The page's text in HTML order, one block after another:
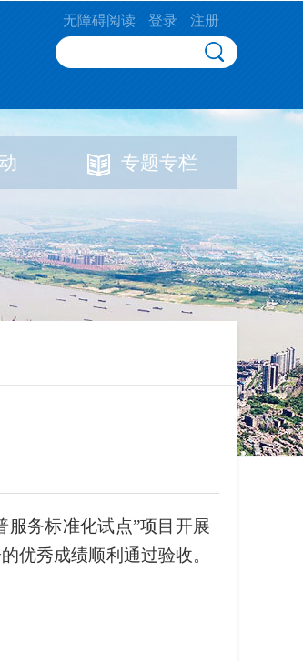
无障碍阅读 登录 注册
专题专栏
务标准化试点”项目开展
优秀成绩顺利通过验收。